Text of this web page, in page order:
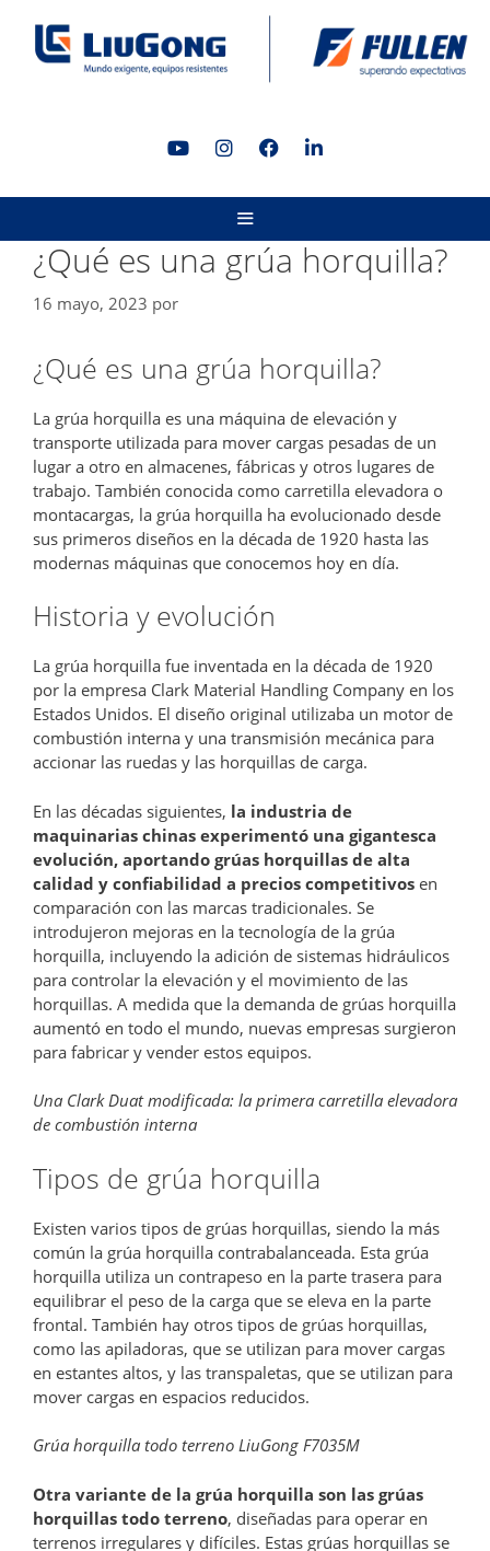
contenido
¿Qué es una grúa horquilla?
16 mayo, 2023 por
¿Qué es una grúa horquilla?
La grúa horquilla es una máquina de elevación y
transporte utilizada para mover cargas pesadas de un
lugar a otro en almacenes, fábricas y otros lugares de
trabajo. También conocida como carretilla elevadora o
montacargas, la grúa horquilla ha evolucionado desde
sus primeros diseños en la década de 1920 hasta las
modernas máquinas que conocemos hoy en día.
Historia y evolución
La grúa horquilla fue inventada en la década de 1920
por la empresa Clark Material Handling Company en los
Estados Unidos. El diseño original utilizaba un motor de
combustión interna y una transmisión mecánica para
accionar las ruedas y las horquillas de carga.
En las décadas siguientes, la industria de
maquinarias chinas experimentó una gigantesca
evolución, aportando grúas horquillas de alta
calidad y confiabilidad a precios competitivos en
comparación con las marcas tradicionales. Se
introdujeron mejoras en la tecnología de la grúa
horquilla, incluyendo la adición de sistemas hidráulicos
para controlar la elevación y el movimiento de las
horquillas. A medida que la demanda de grúas horquilla
aumentó en todo el mundo, nuevas empresas surgieron
para fabricar y vender estos equipos.
Una Clark Duat modificada: la primera carretilla elevadora
de combustión interna
Tipos de grúa horquilla
Existen varios tipos de grúas horquillas, siendo la más
común la grúa horquilla contrabalanceada. Esta grúa
horquilla utiliza un contrapeso en la parte trasera para
equilibrar el peso de la carga que se eleva en la parte
frontal. También hay otros tipos de grúas horquillas,
como las apiladoras, que se utilizan para mover cargas
en estantes altos, y las transpaletas, que se utilizan para
mover cargas en espacios reducidos.
Grúa horquilla todo terreno LiuGong F7035M
Otra variante de la grúa horquilla son las grúas
horquillas todo terreno, diseñadas para operar en
terrenos irregulares y difíciles. Estas grúas horquillas se